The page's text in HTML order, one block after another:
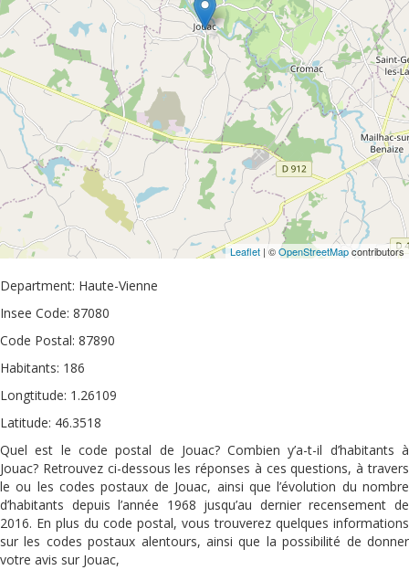
Leaflet | ©OpenStreetMapcontributors
Department: Haute-Vienne
Insee Code: 87080
Code Postal: 87890
Habitants: 186
Longtitude: 1.26109
Latitude: 46.3518
Quel est le code postal de Jouac? Combien y’a-t-il d’habitants à
Jouac? Retrouvez ci-dessous les réponses à ces questions, à travers
le ou les codes postaux de Jouac, ainsi que l’évolution du nombre
d’habitants depuis l’année 1968 jusqu’au dernier recensement de
2016. En plus du code postal, vous trouverez quelques informations
sur les codes postaux alentours, ainsi que la possibilité de donner
votre avis sur Jouac,